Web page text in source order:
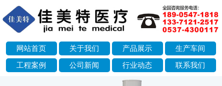
网站首页 关于我们 产品展示 生产车间
工程案例 公司新闻 行业动态 联系我们